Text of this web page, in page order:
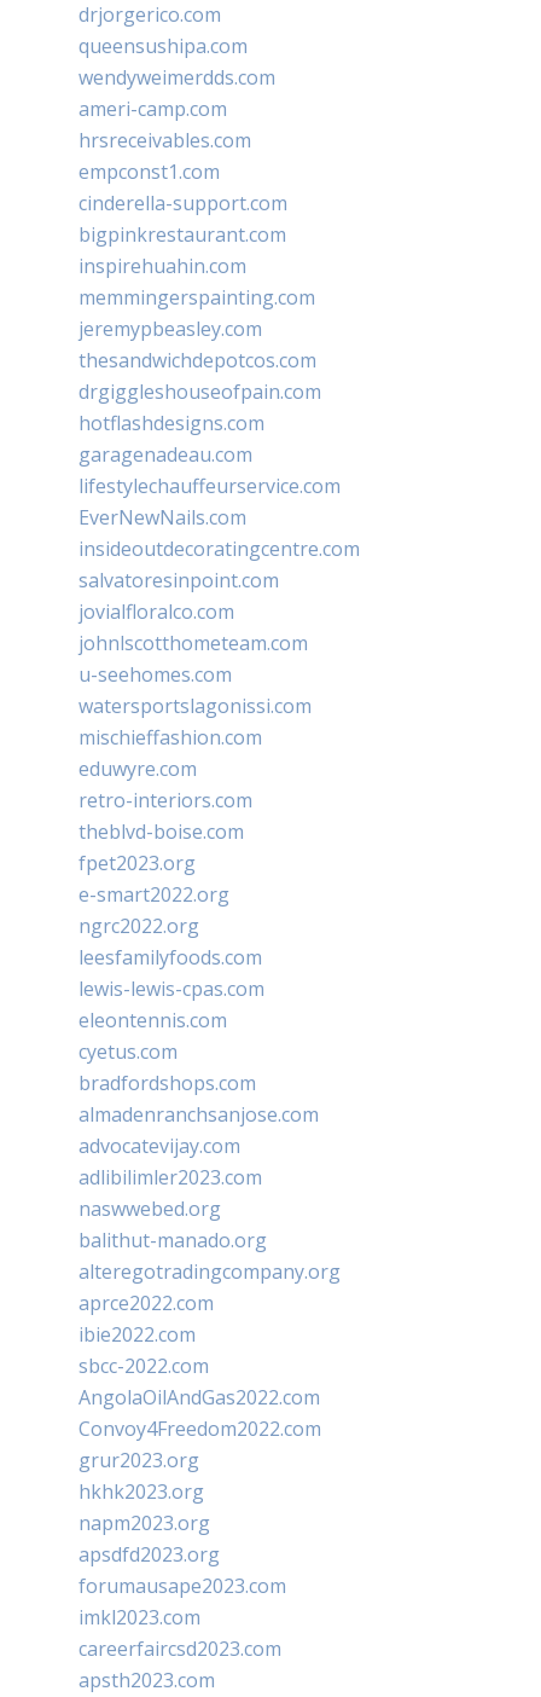
drjorgerico.com
queensushipa.com
wendyweimerdds.com
ameri-camp.com
hrsreceivables.com
empconst1.com
cinderella-support.com
bigpinkrestaurant.com
inspirehuahin.com
memmingerspainting.com
jeremypbeasley.com
thesandwichdepotcos.com
drgiggleshouseofpain.com
hotflashdesigns.com
garagenadeau.com
lifestylechauffeurservice.com
EverNewNails.com
insideoutdecoratingcentre.com
salvatoresinpoint.com
jovialfloralco.com
johnlscotthometeam.com
u-seehomes.com
watersportslagonissi.com
mischieffashion.com
eduwyre.com
retro-interiors.com
theblvd-boise.com
fpet2023.org
e-smart2022.org
ngrc2022.org
leesfamilyfoods.com
lewis-lewis-cpas.com
eleontennis.com
cyetus.com
bradfordshops.com
almadenranchsanjose.com
advocatevijay.com
adlibilimler2023.com
naswwebed.org
balithut-manado.org
alteregotradingcompany.org
aprce2022.com
ibie2022.com
sbcc-2022.com
AngolaOilAndGas2022.com
Convoy4Freedom2022.com
grur2023.org
hkhk2023.org
napm2023.org
apsdfd2023.org
forumausape2023.com
imkl2023.com
careerfaircsd2023.com
apsth2023.com